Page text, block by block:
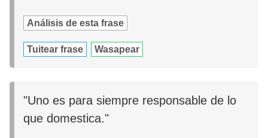
Análisis de esta frase
Tuitear frase Wasapear
"Uno es para siempre responsable de lo
que domestica."